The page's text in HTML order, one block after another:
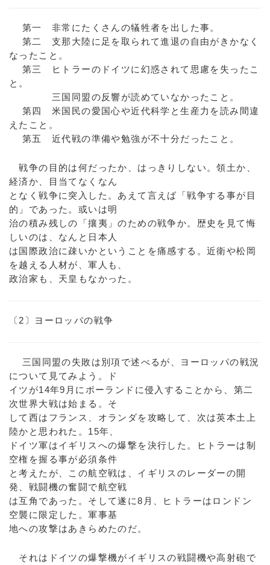
第一 非常にたくさんの犠牲者を出した事。
第二 支那大陸に足を取られて進退の自由がきかなく
なったこと。
第三 ヒトラーのドイツに幻惑されて思慮を失ったこ
と。
三国同盟の反響が読めていなかったこと。
第四 米国民の愛国心や近代科学と生産力を読み間違
えたこと。
第五 近代戦の準備や勉強が不十分だったこと。
戦争の目的は何だったか、はっきりしない。領土か、
経済か、目当てなくなん
となく戦争に突入した。あえて言えば「戦争する事が目
的」であった。或いは明
治の積み残しの「攘夷」のための戦争か。歴史を見て悔
しいのは、なんと日本人
は国際政治に疎いかということを痛感する。近衛や松岡
を越える人材が、軍人も、
政治家も、天皇もなかった。
〔2〕ヨーロッパの戦争
三国同盟の失敗は別項で述べるが、ヨーロッパの戦況
について見てみよう。ド
イツが14年9月にポーランドに侵入することから、第二
次世界大戦は始まる。そ
して西はフランス、オランダを攻略して、次は英本土上
陸かと思われた。15年、
ドイツ軍はイギリスへの爆撃を決行した。ヒトラーは制
空権を握る事が必須条件
と考えたが、この航空戦は、イギリスのレーダーの開
発、戦闘機の奮闘で航空戦
は互角であった。そして遂に8月、ヒトラーはロンドン
空襲に限定した。軍事基
地への攻撃はあきらめたのだ。
それはドイツの爆撃機がイギリスの戦闘機や高射砲で